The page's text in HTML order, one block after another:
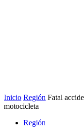
Inicio Región Fatal
motocicleta
Región